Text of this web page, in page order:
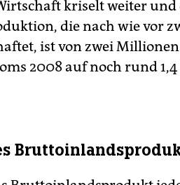
kriselt weiter und
die nach wie vor
ist von zwei
2008 auf noch rund